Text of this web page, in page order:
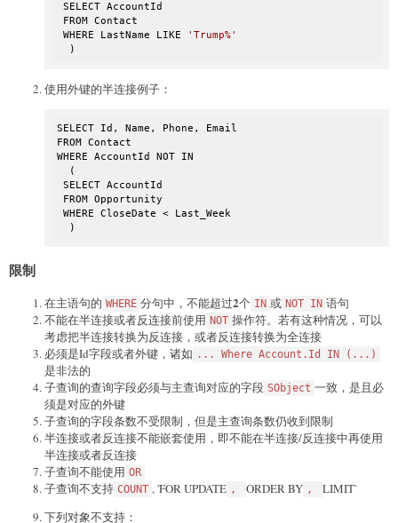
SELECT AccountId
FROM Contact
WHERE LastName LIKE
'Trump%'
  )
使用外键的半连接例子：
SELECT Id, Name, Phone, Email
FROM Contact
WHERE AccountId NOT IN
  (
SELECT AccountId
FROM Opportunity
WHERE CloseDate < Last_Week
  )
限制
在主语句的 WHERE 分句中，不能超过2个 IN 或 NOT IN 语句
不能在半连接或者反连接前使用 NOT 操作符。若有这种情况，可以
考虑把半连接转换为反连接，或者反连接转换为全连接
必须是Id字段或者外键，诸如 ... Where Account.Id IN (...)
是非法的
子查询的查询字段必须与主查询对应的字段 SObject 一致，是且必
须是对应的外键
子查询的字段条数不受限制，但是主查询条数仍收到限制
半连接或者反连接不能嵌套使用，即不能在半连接/反连接中再使用
半连接或者反连接
子查询不能使用 OR
子查询不支持 COUNT , 'FOR UPDATE , ORDER BY ,
LIMIT`
下列对象不支持：